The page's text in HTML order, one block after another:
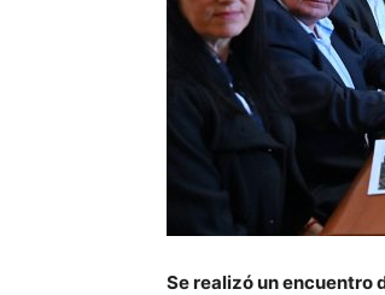
Se realizó un encuentro